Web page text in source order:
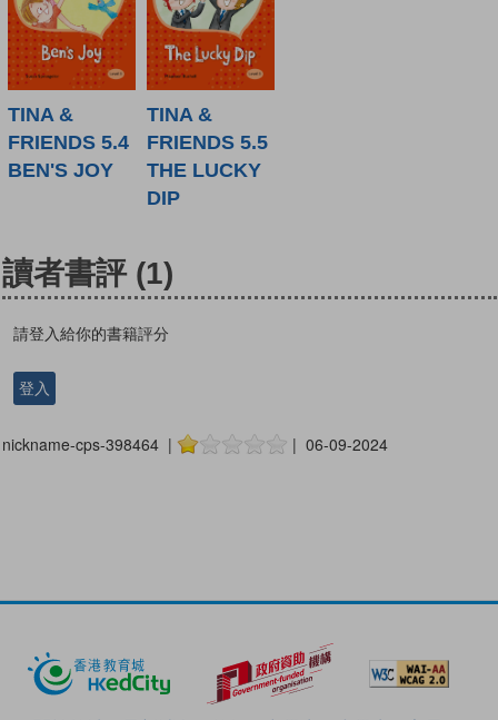
TINA &
FRIENDS 5.4
BEN'S JOY
TINA &
FRIENDS 5.5
THE LUCKY
DIP
讀者書評 (1)
請登入給你的書籍評分
登入
nickname-cps-398464 | | 06-09-2024